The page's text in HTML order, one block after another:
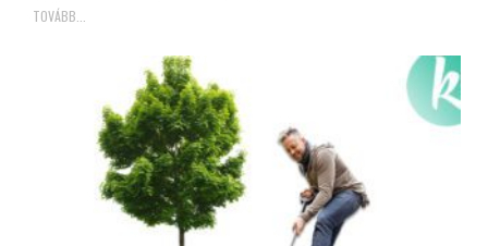
TOVÁBB...